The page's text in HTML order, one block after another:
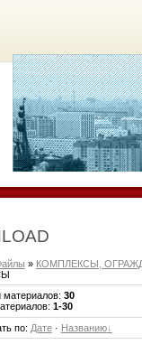
» КОМПЛЕКСЫ,
материалов: 30
: 1-30
по: Дате· Названию